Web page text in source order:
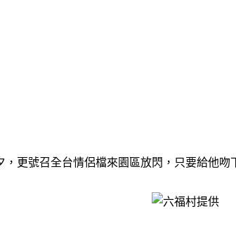
更號召全台情侶檔來園區放閃，只要給他吻